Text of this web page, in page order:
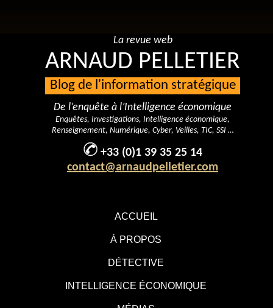
ACCUEIL
À PROPOS
DÉTECTIVE
INTELLIGENCE ÉCONOMIQUE
La revue web
ARNAUD PELLETIER
Blog de l'information stratégique
De l’enquête à l’Intelligence économique
Enquêtes, Investigations, Intelligence économique,
Renseignement, Numérique, Cyber, Veilles, TIC, SSI …
+33 (0)1 39 35 25 14
contact@arnaudpelletier.com